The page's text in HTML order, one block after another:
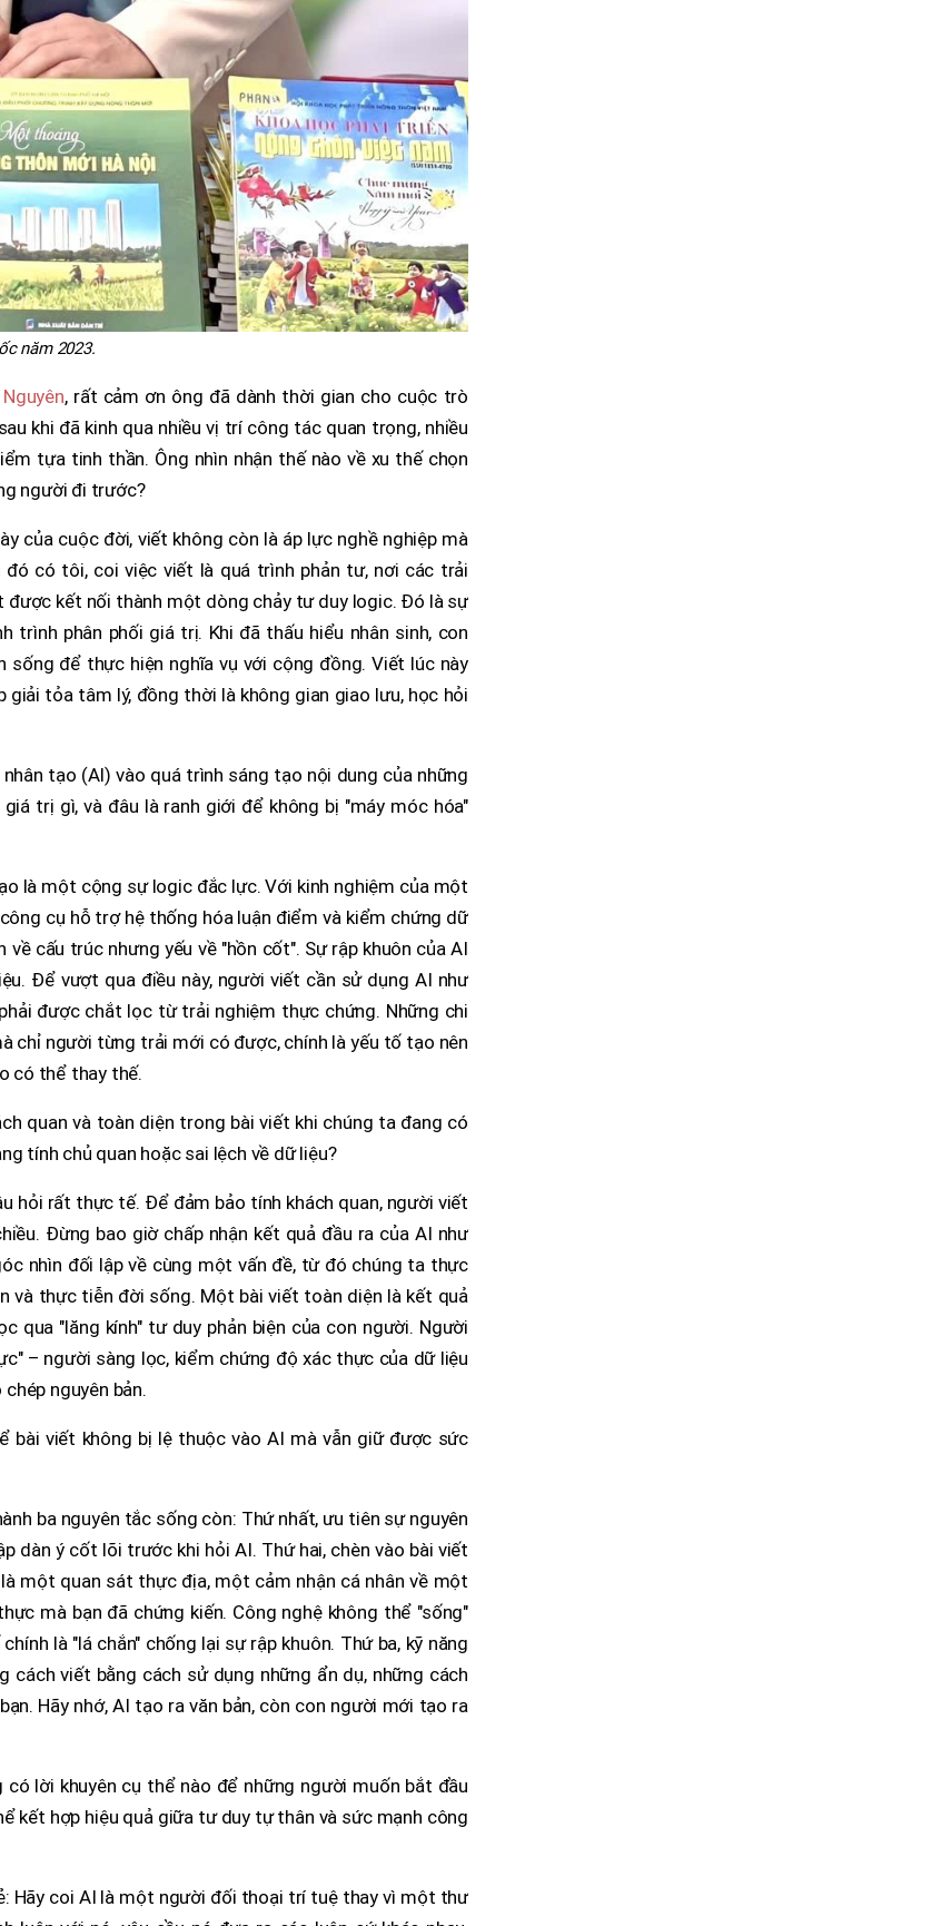
năm 2023.
, rất cảm ơn ông đã dành thời gian cho cuộc trò
khi đã kinh qua nhiều vị trí công tác quan trọng, nhiều
tựa tinh thần. Ông nhìn nhận thế nào về xu thế chọn
người đi trước?
của cuộc đời, viết không còn là áp lực nghề nghiệp mà
có tôi, coi việc viết là quá trình phản tư, nơi các trải
được kết nối thành một dòng chảy tư duy logic. Đó là sự
trình phân phối giá trị. Khi đã thấu hiểu nhân sinh, con
để thực hiện nghĩa vụ với cộng đồng. Viết lúc này
tỏa tâm lý, đồng thời là không gian giao lưu, học hỏi
tạo (AI) vào quá trình sáng tạo nội dung của những
trị gì, và đâu là ranh giới để không bị "máy móc hóa"
là một cộng sự logic đắc lực. Với kinh nghiệm của một
cụ hỗ trợ hệ thống hóa luận điểm và kiểm chứng dữ
về cấu trúc nhưng yếu về "hồn cốt". Sự rập khuôn của AI
Để vượt qua điều này, người viết cần sử dụng AI như
được chắt lọc từ trải nghiệm thực chứng. Những chi
chỉ người từng trải mới có được, chính là yếu tố tạo nên
có thể thay thế.
quan và toàn diện trong bài viết khi chúng ta đang có
tính chủ quan hoặc sai lệch về dữ liệu?
hỏi rất thực tế. Để đảm bảo tính khách quan, người viết
Đừng bao giờ chấp nhận kết quả đầu ra của AI như
nhìn đối lập về cùng một vấn đề, từ đó chúng ta thực
và thực tiễn đời sống. Một bài viết toàn diện là kết quả
qua "lăng kính" tư duy phản biện của con người. Người
– người sàng lọc, kiểm chứng độ xác thực của dữ liệu
nguyên bản.
bài viết không bị lệ thuộc vào AI mà vẫn giữ được sức
ba nguyên tắc sống còn: Thứ nhất, ưu tiên sự nguyên
dàn ý cốt lõi trước khi hỏi AI. Thứ hai, chèn vào bài viết
một quan sát thực địa, một cảm nhận cá nhân về một
mà bạn đã chứng kiến. Công nghệ không thể "sống"
là "lá chắn" chống lại sự rập khuôn. Thứ ba, kỹ năng
cách viết bằng cách sử dụng những ẩn dụ, những cách
Hãy nhớ, AI tạo ra văn bản, còn con người mới tạo ra
lời khuyên cụ thể nào để những người muốn bắt đầu
kết hợp hiệu quả giữa tư duy tự thân và sức mạnh công
Hãy coi AI là một người đối thoại trí tuệ thay vì một thư